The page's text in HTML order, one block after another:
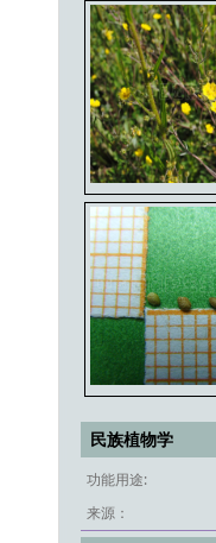
民族植物学
功能用途:
来源：